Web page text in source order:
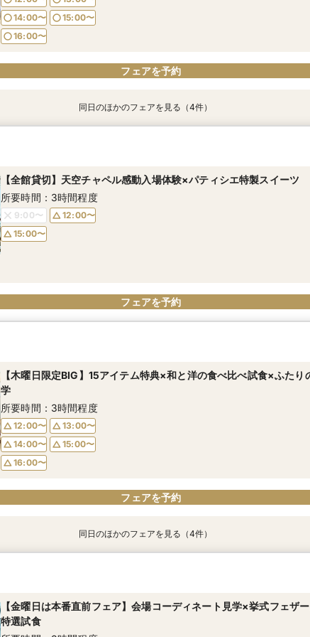
14:00〜
15:00〜
16:00〜
フェアを予約
17:00〜
17:30〜
18:00〜
12:00〜
13:00〜
14:00〜
15:00〜
16:00〜
12:00〜
14:00〜
16:00〜
【愛犬と叶えるペット婚】リングドッグ＆足形スタンプ×厳選試食
所要時間：3時間程度
12:00〜
14:00〜
16:00〜
同日のほかのフェアを見る（4件）
【全館貸切】天空チャペル感動入場体験×パティシエ特製スイーツ
所要時間：3時間程度
9:00〜
12:00〜
15:00〜
フェアを予約
【木曜日限定BIG】15アイテム特典×和と洋の食べ比べ試食×ふたり
学
所要時間：3時間程度
12:00〜
13:00〜
14:00〜
15:00〜
16:00〜
フェアを予約
17:00〜
17:30〜
18:00〜
12:00〜
13:00〜
14:00〜
12:00〜
14:00〜
16:00〜
【愛犬と叶えるペット婚】リングドッグ＆足形スタンプ×厳選試食
所要時間：3時間程度
12:00〜
同日のほかのフェアを見る（4件）
【金曜日は本番直前フェア】会場コーディネート見学×挙式フェザ
特選試食